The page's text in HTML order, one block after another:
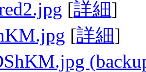
[詳細]
[詳細]